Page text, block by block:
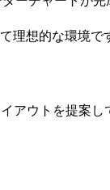
理想的な環境で
アウトを提案